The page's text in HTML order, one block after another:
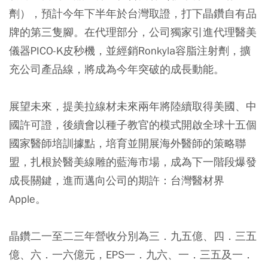
劑），預計今年下半年於台灣取證，打下晶鑽自有品
牌的第三隻腳。在代理部分，公司獨家引進代理醫美
儀器PICO-K皮秒機，並經銷Ronkyla容脂注射劑，擴
充公司產品線，將成為今年突破的成長動能。
展望未來，提美拉線材未來兩年將陸續取得美國、中
國許可證，後續會以種子教官的模式開啟全球十五個
國家醫師培訓據點，培育並開展海外醫師的策略聯
盟，扎根於醫美線雕的藍海市場，成為下一階段爆發
成長關鍵，進而邁向公司的期許：台灣醫材界
Apple。
晶鑽二一至二三年營收分別為三．九五億、四．三五
億、六．一六億元，EPS一．九六、一．三五及一．